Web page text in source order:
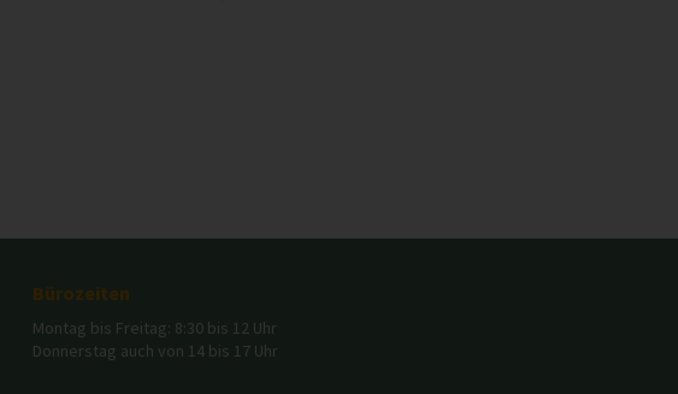
Bürozeiten
Montag bis Freitag: 8:30 bis 12 Uhr
Donnerstag auch von 14 bis 17 Uhr